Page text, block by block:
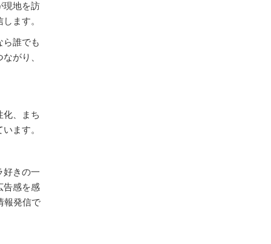
現地を訪
ます。
ら誰でも
がり、
化、まち
ます。
好きの一
告感を感
報発信で